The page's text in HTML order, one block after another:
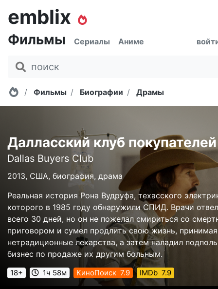
emblix
Фильмы Сериалы Аниме
Главная
Фильмы Биографии Драмы
Далласский клуб покупателей
Dallas Buyers Club
2013, США, биография, драма
Реальная история Рона Вудруфа, техасского
которого в 1985 году обнаружили СПИД. Врачи
всего 30 дней, но он не пожелал смириться со
приговором и сумел продлить свою жизнь, принимая
нетрадиционные лекарства, а затем наладил
бизнес по продаже их другим больным.
18+ 1ч 58м КиноПоиск 7.9 IMDb 7.9